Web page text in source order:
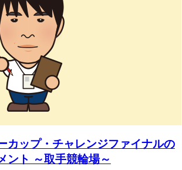
カップ・チャレンジファイナルの
ント ～取手競輪場～